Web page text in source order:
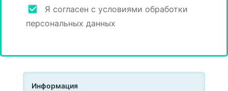
Я согласен с условиями обработки
персональных данных
Информация